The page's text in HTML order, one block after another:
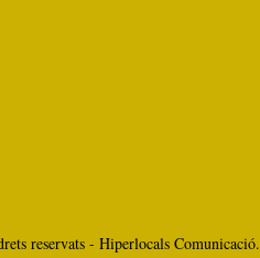
reservats - Hiperlocals Comunicació.